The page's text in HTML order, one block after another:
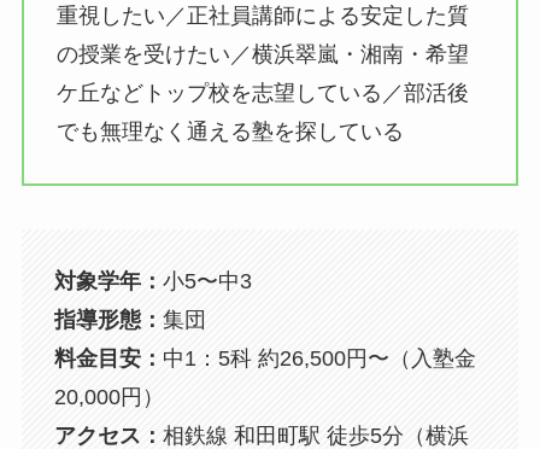
重視したい／正社員講師による安定した質
の授業を受けたい／横浜翠嵐・湘南・希望
ケ丘などトップ校を志望している／部活後
でも無理なく通える塾を探している
対象学年： 小5〜中3
指導形態： 集団
料金目安： 中1：5科 約26,500円〜（入塾金
20,000円）
アクセス： 相鉄線 和田町駅 徒歩5分（横浜